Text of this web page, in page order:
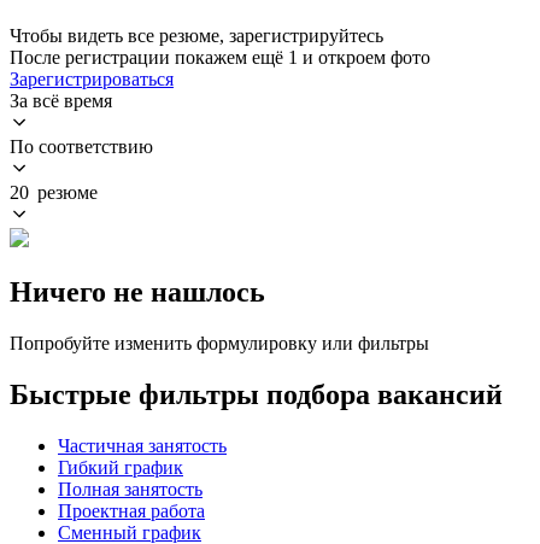
Чтобы видеть все резюме, зарегистрируйтесь
После регистрации покажем ещё 1 и откроем фото
Зарегистрироваться
За всё время
По соответствию
20 резюме
Ничего не нашлось
Попробуйте изменить формулировку или фильтры
Быстрые фильтры подбора вакансий
Частичная занятость
Гибкий график
Полная занятость
Проектная работа
Сменный график